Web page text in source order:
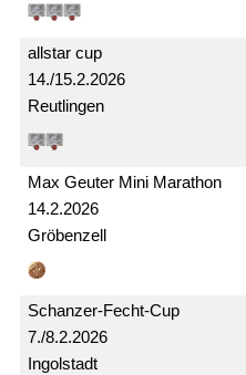
14./15.2.2026
allstar cup
Reutlingen
14.2.2026
Max Geuter Mini Marathon
Gröbenzell
7./8.2.2026
Schanzer-Fecht-Cup
Ingolstadt